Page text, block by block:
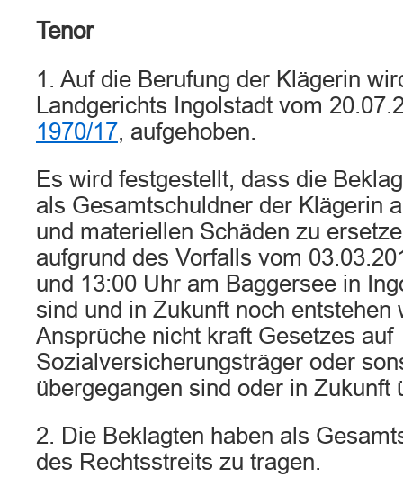
Tenor
1. Auf die Berufung der Klägerin
Landgerichts Ingolstadt vom
1970/17, aufgehoben.
Es wird festgestellt, dass die
als Gesamtschuldner der Klägerin
und materiellen Schäden zu
aufgrund des Vorfalls vom
und 13:00 Uhr am Baggersee in
sind und in Zukunft noch entstehen
Ansprüche nicht kraft Gesetzes auf
Sozialversicherungsträger oder
übergegangen sind oder in Zukunft
2. Die Beklagten haben als
des Rechtsstreits zu tragen.